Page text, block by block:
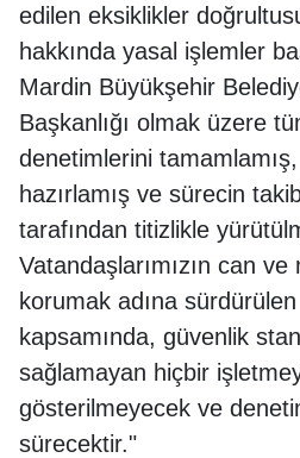
edilen eksiklikler
hakkında yasal işlemler
Mardin Büyükşehir
Başkanlığı olmak üzere
denetimlerini tamamlamış,
hazırlamış ve sürecin
tarafından titizlikle
Vatandaşlarımızın can
korumak adına
kapsamında, güvenlik
sağlamayan hiçbir
gösterilmeyecek ve
sürecektir."